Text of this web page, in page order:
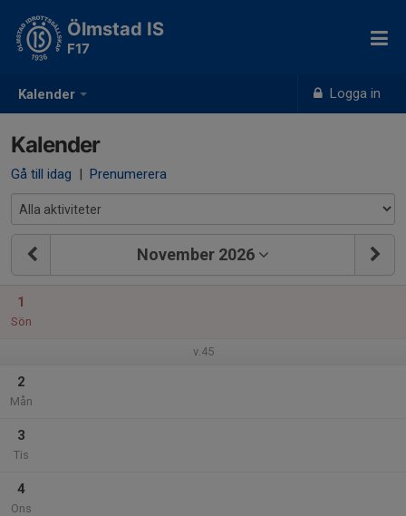
Kalender Logga in
Ölmstad IS
F17
Kalender
Gå till idag | Prenumerera
November 2026
1
Sön
v.45
2
Mån
3
Tis
4
Ons